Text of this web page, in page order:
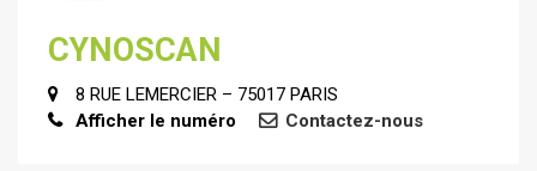
CYNOSCAN
8 RUE LEMERCIER – 75017 PARIS
Afficher le numéro
Contactez-nous